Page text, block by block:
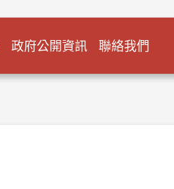
政府公開資訊 聯絡我們